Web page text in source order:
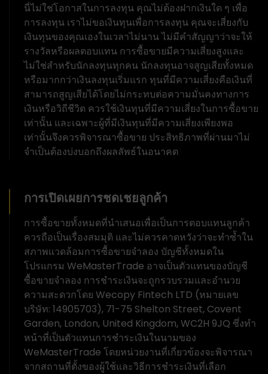
นี่ไม่ใช่โอกาสในการลงทุน คุณไม่ต้องฝากเงินใด ๆ เพื่อ
การลงทุน เราไม่ขอเงินทุนเพื่อการลงทุน คุณจะเสี่ยงกับ
เงินทุนของคุณเองในเวลาไม่นาน ไม่มีคำสัญญาว่าจะให้
รางวัลหรือผลตอบแทน การซื้อขายมีความเสี่ยงสูงและ
ไม่ใช่สำหรับนักลงทุนทุกคน นักลงทุนอาจสูญเสียทั้งหมด
หรือมากกว่าเงินลงทุนเริ่มแรก ทุนที่มีความเสี่ยงคือเงินที่
สามารถสูญเสียได้โดยไม่กระทบต่อความมั่นคงทางการ
เงินหรือวิถีชีวิต ควรใช้เงินทุนที่มีความเสี่ยงในการซื้อขาย
เท่านั้น และเฉพาะผู้ที่มีเงินทุนที่มีความเสี่ยงเพียงพอ
เท่านั้นจึงควรพิจารณาซื้อขาย ประสิทธิภาพที่ผ่านมาไม่
จำเป็นต้องบ่งบอกถึงผลลัพธ์ในอนาคต
การเปิดเผยการชดเชยลูกค้า
การซื้อขายทั้งหมดที่นำเสนอเพื่อเป็นการตอบแทนลูกค้า
ควรถือเป็นเรื่องสมมุติ และไม่ควรคาดหวังว่าจะทำซ้ำใน
สภาพแวดล้อมการซื้อขายจำลอง บัญชีทั้งหมดใน
โปรแกรม WeMasterTrade อาจเป็นตัวแทนของบัญชี
ซื้อขายจำลอง การชำระเงินจะถูกรวบรวมและอำนวย
ความสะดวกโดย Wecopy Fintech LTD (หมายเลข
บริษัท: 14905703), 71-75 Shelton Street, Covent
Garden, London, United Kingdom, WC2H 9JQ ซึ่งทำ
หน้าที่เป็นตัวแทนการชำระเงินในนามของ
WeMasterTrade โดยหน่วยงานที่เกี่ยวข้องจะพิจารณา
จากสถานที่ตั้งของผู้ใช้และวิธีการชำระเงินที่เลือก